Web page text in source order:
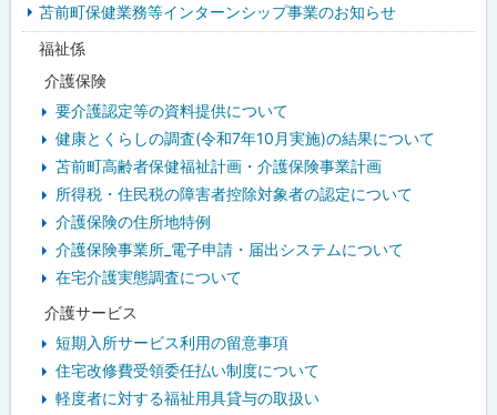
・ 苫前町保健業務等インターンシップ事業のお知らせ
福祉係
介護保険
要介護認定等の資料提供について
健康とくらしの調査(令和7年10月実施)の結果について
苫前町高齢者保健福祉計画・介護保険事業計画
所得税・住民税の障害者控除対象者の認定について
介護保険の住所地特例
介護保険事業所_電子申請・届出システムについて
在宅介護実態調査について
介護サービス
短期入所サービス利用の留意事項
住宅改修費受領委任払い制度について
軽度者に対する福祉用具貸与の取扱い